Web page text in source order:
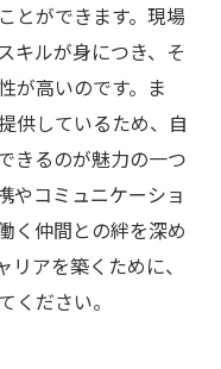
とができます。現場
キルが身につき、そ
が高いのです。ま
供しているため、自
きるのが魅力の一つ
やコミュニケーショ
く仲間との絆を深め
アを築くために、
ください。